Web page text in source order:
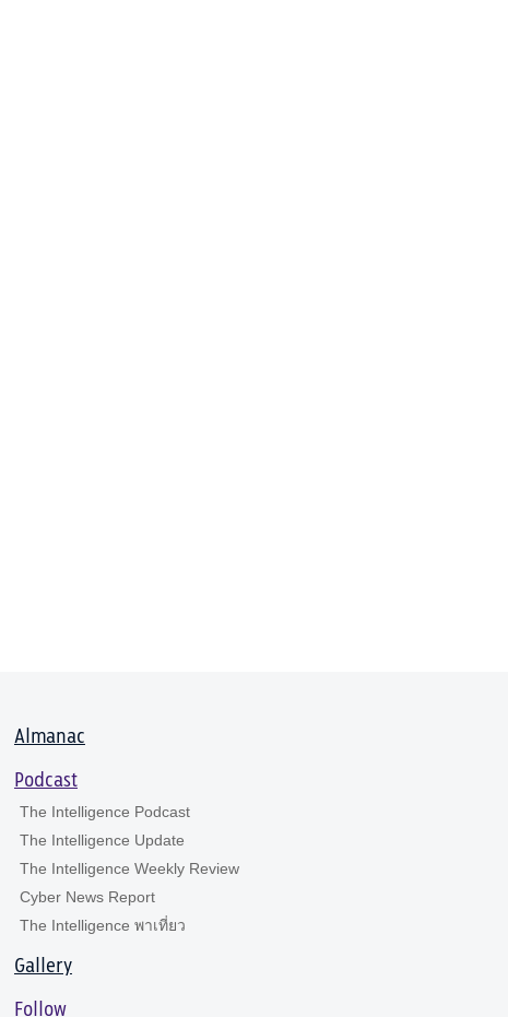
Almanac
Podcast
The Intelligence Podcast
The Intelligence Update
The Intelligence Weekly Review
Cyber News Report
The Intelligence พาเที่ยว
Gallery
Follow